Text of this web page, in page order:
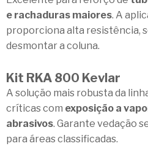
e rachaduras maiores. A
proporciona alta resistência,
desmontar a coluna.
Kit RKA 800 Kevlar
A solução mais robusta da
críticas com exposição a
abrasivos. Garante vedação
para áreas classificadas.